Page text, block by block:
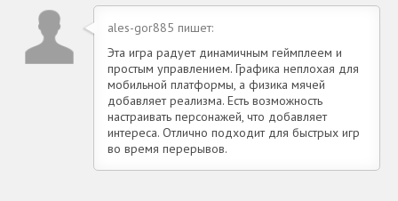
ales-gor885 пишет:
Эта игра радует динамичным геймплеем и
простым управлением. Графика неплохая для
мобильной платформы, а физика мячей
добавляет реализма. Есть возможность
настраивать персонажей, что добавляет
интереса. Отлично подходит для быстрых игр
во время перерывов.